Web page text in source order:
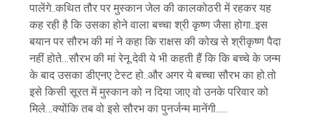
पालेंगे..कथित तौर पर मुस्कान जेल की कालकोठरी में रहकर यह
कह रही है कि उसका होने वाला बच्चा श्री कृष्ण जैसा होगा..इस
बयान पर सौरभ की मां ने कहा कि राक्षस की कोख से श्रीकृष्ण पैदा
नहीं होते…सौरभ की मां रेनू देवी ये भी कहती हैं कि कि बच्चे के जन्म
के बाद उसका डीएनए टेस्ट हो..और अगर ये बच्चा सौरभ का हो.तो
इसे किसी सूरत में मुस्कान को न दिया जाए वो उनके परिवार को
मिले…क्योंकि तब वो इसे सौरभ का पुनर्जन्म मानेंगी…..